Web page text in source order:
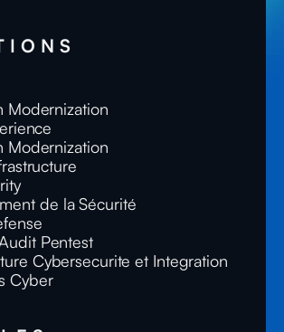
Modernization
Modernization
de la Sécurité
Pentest
Cybersecurite et Integration
Cyber